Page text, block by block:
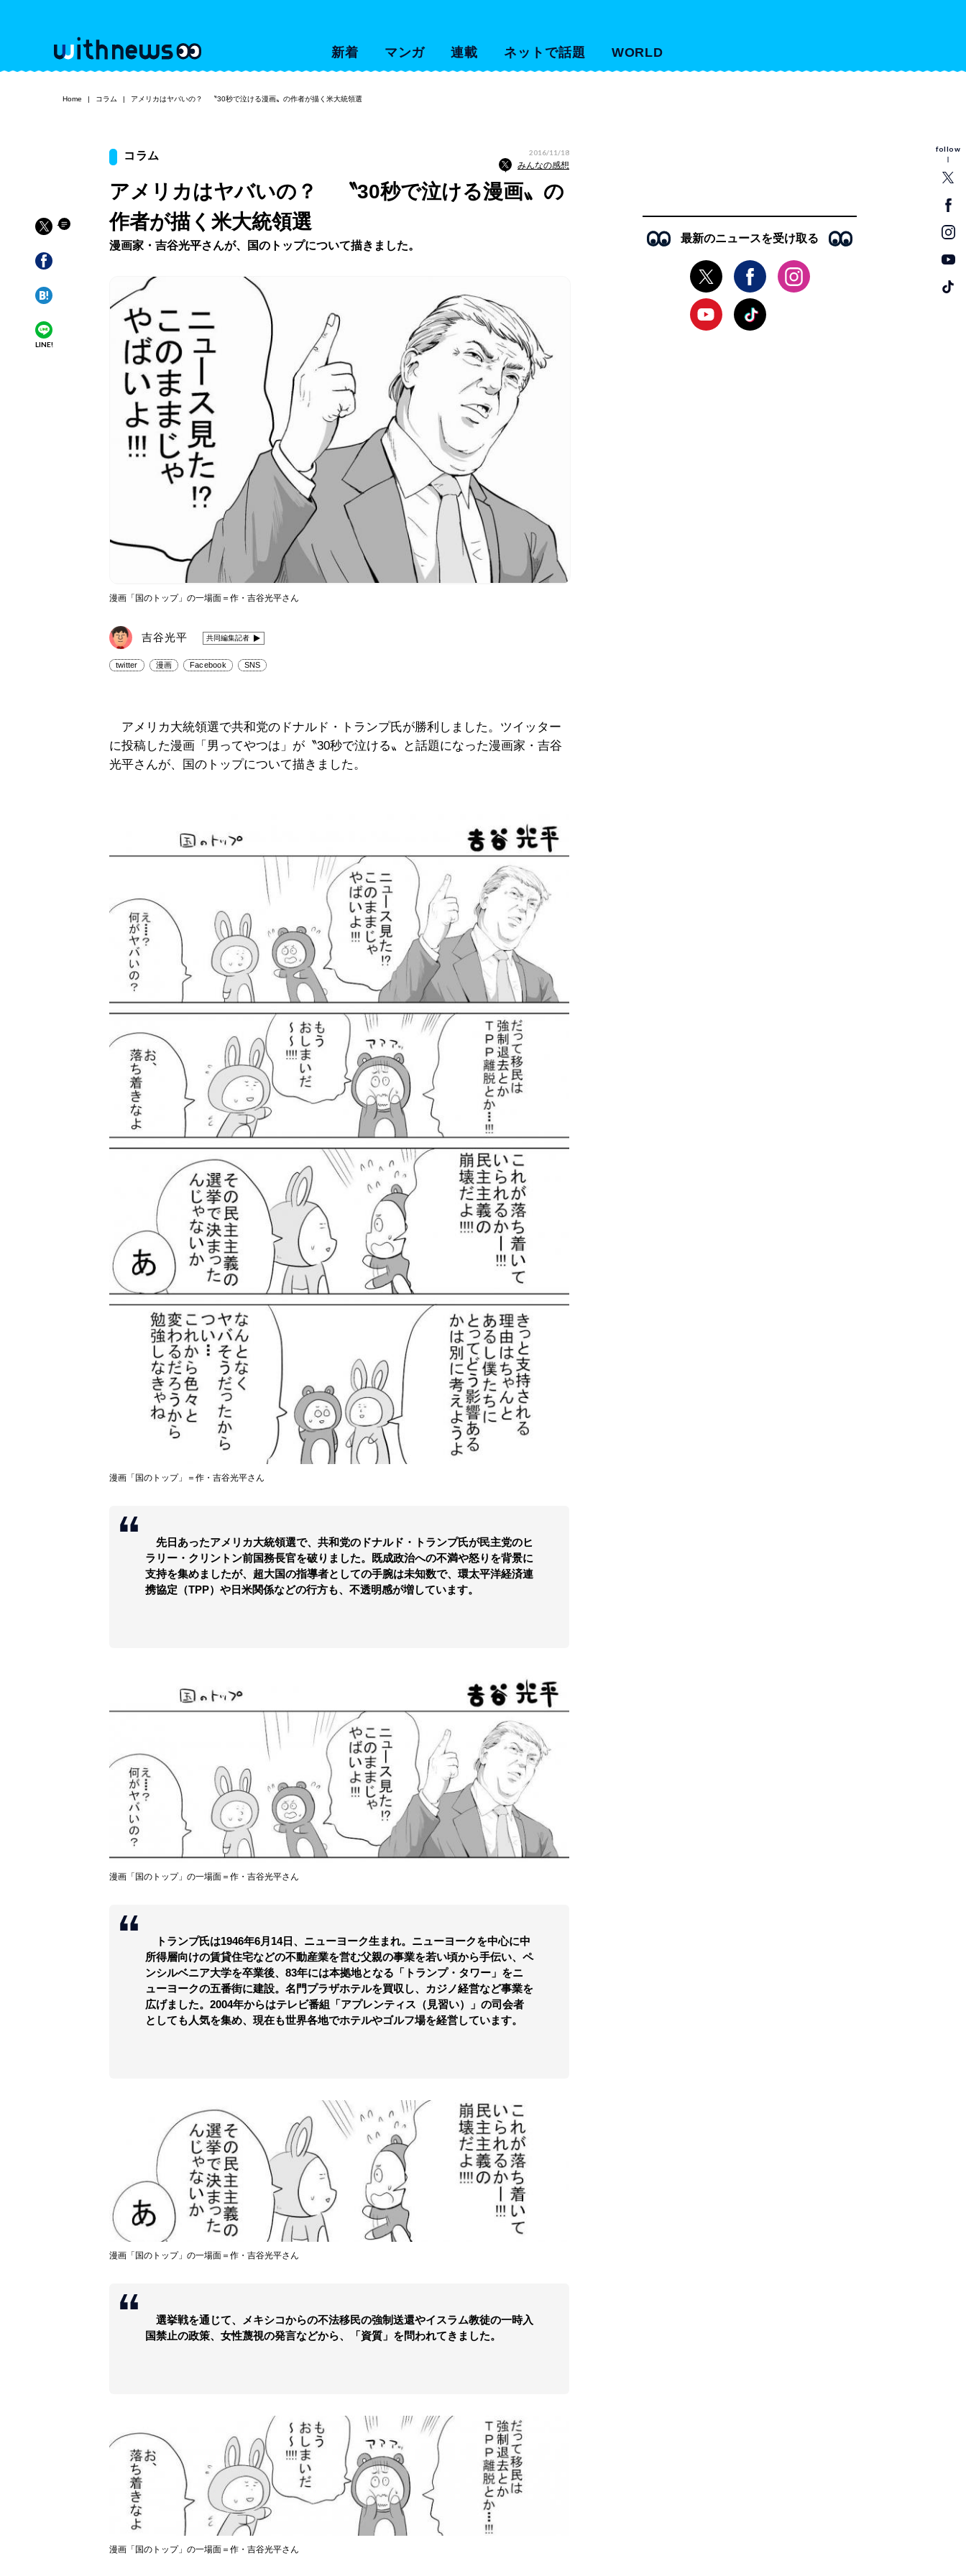
新着 マンガ 連載 ネットで話題 WORLD
follow
Home コラム アメリカはヤバいの？ 〝30秒で泣ける漫画〟の作者が描く米大統領選
LINE!
コラム 2016/11/18
みんなの感想
アメリカはヤバいの？ 〝30秒で泣ける漫画〟の
作者が描く米大統領選
漫画家・吉谷光平さんが、国のトップについて描きました。
漫画「国のトップ」の一場面＝作・吉谷光平さん
吉谷光平 共同編集記者
twitter 漫画 Facebook SNS
アメリカ大統領選で共和党のドナルド・トランプ氏が勝利しました。ツイッター
に投稿した漫画「男ってやつは」が〝30秒で泣ける〟と話題になった漫画家・吉谷
光平さんが、国のトップについて描きました。
漫画「国のトップ」＝作・吉谷光平さん
先日あったアメリカ大統領選で、共和党のドナルド・トランプ氏が民主党のヒ
ラリー・クリントン前国務長官を破りました。既成政治への不満や怒りを背景に
支持を集めましたが、超大国の指導者としての手腕は未知数で、環太平洋経済連
携協定（TPP）や日米関係などの行方も、不透明感が増しています。
漫画「国のトップ」の一場面＝作・吉谷光平さん
トランプ氏は1946年6月14日、ニューヨーク生まれ。ニューヨークを中心に中
所得層向けの賃貸住宅などの不動産業を営む父親の事業を若い頃から手伝い、ペ
ンシルベニア大学を卒業後、83年には本拠地となる「トランプ・タワー」をニ
ューヨークの五番街に建設。名門プラザホテルを買収し、カジノ経営など事業を
広げました。2004年からはテレビ番組「アプレンティス（見習い）」の司会者
としても人気を集め、現在も世界各地でホテルやゴルフ場を経営しています。
漫画「国のトップ」の一場面＝作・吉谷光平さん
選挙戦を通じて、メキシコからの不法移民の強制送還やイスラム教徒の一時入
国禁止の政策、女性蔑視の発言などから、「資質」を問われてきました。
漫画「国のトップ」の一場面＝作・吉谷光平さん
最新のニュースを受け取る